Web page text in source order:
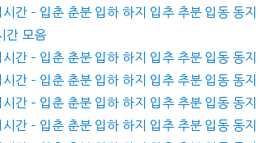
간 – 입춘 춘분 입하 하지 입추 추분 입동 동지
간 모음
간 – 입춘 춘분 입하 하지 입추 추분 입동 동지
간 – 입춘 춘분 입하 하지 입추 추분 입동 동지
간 – 입춘 춘분 입하 하지 입추 추분 입동 동지
간 – 입춘 춘분 입하 하지 입추 추분 입동 동지